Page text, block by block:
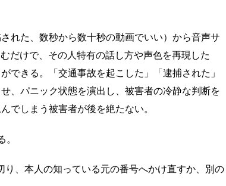
れた、数秒から数十秒の動画でいい）から音声サ
だけで、その人特有の話し方や声色を再現した
できる。「交通事故を起こした」「逮捕された」
、パニック状態を演出し、被害者の冷静な判断を
でしまう被害者が後を絶たない。
り、本人の知っている元の番号へかけ直すか、別の